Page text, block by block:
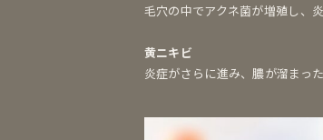
毛穴の中でアクネ菌が増殖し、
黄ニキビ
炎症がさらに進み、膿が溜まった